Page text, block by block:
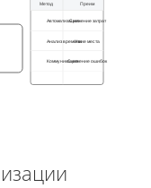
Метод Преим
АвтоматизацияСнижение затрат
Анализ времениУзкие места
КоммуникацияСнижение ошибок